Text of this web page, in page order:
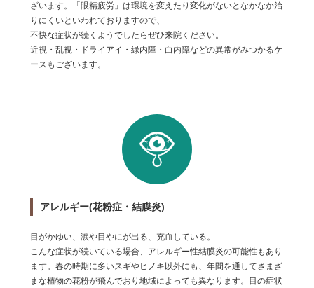
ざいます。「眼精疲労」は環境を変えたり変化がないとなかなか治
りにくいといわれておりますので、
不快な症状が続くようでしたらぜひ来院ください。
近視・乱視・ドライアイ・緑内障・白内障などの異常がみつかるケ
ースもございます。
アレルギー(花粉症・結膜炎)
目がかゆい、涙や目やにが出る、充血している。
こんな症状が続いている場合、アレルギー性結膜炎の可能性もあり
ます。春の時期に多いスギやヒノキ以外にも、年間を通してさまざ
まな植物の花粉が飛んでおり地域によっても異なります。目の症状